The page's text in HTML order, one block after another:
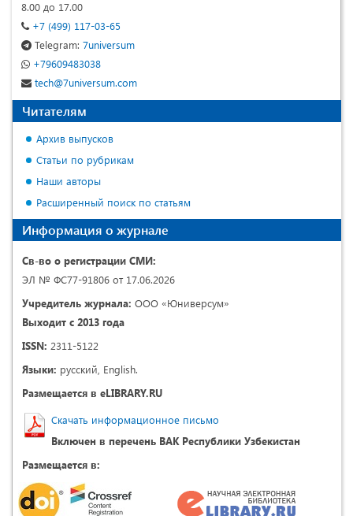
8.00 до 17.00
+7 (499) 117-03-65
Telegram: 7universum
+79609483038
tech@7universum.com
Читателям
Архив выпусков
Статьи по рубрикам
Наши авторы
Расширенный поиск по статьям
Информация о журнале
Св-во о регистрации СМИ:
ЭЛ № ФС77-91806 от 17.06.2026
Учредитель журнала: ООО «Юниверсум»
Выходит с 2013 года
ISSN: 2311-5122
Языки: русский, English.
Размещается в eLIBRARY.RU
Скачать информационное письмо
Включен в перечень ВАК Республики Узбекистан
Размещается в: